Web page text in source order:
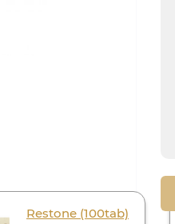
Restone (100tab)